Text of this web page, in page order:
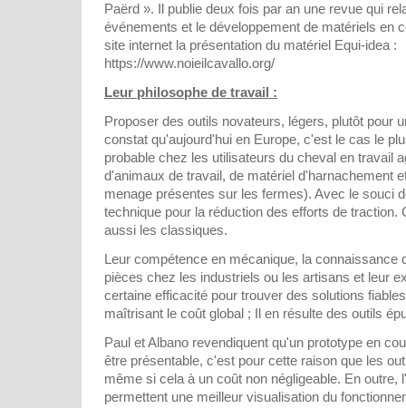
Paërd ». Il publie deux fois par an une revue qui
événements et le développement de matériels en
site internet la présentation du matériel Equi-idea :
https://www.noieilcavallo.org/
Leur philosophe de travail :
Proposer des outils novateurs, légers, plutôt pour
constat qu'aujourd'hui en Europe, c'est le cas le
probable chez les utilisateurs du cheval en travail
d'animaux de travail, de matériel d'harnachement
menage présentes sur les fermes). Avec le souci
technique pour la réduction des efforts de traction.
aussi les classiques.
Leur compétence en mécanique, la connaissance
pièces chez les industriels ou les artisans et leur
certaine efficacité pour trouver des solutions
maîtrisant le coût global ; Il en résulte des outils
Paul et Albano revendiquent qu'un prototype en
être présentable, c'est pour cette raison que les
même si cela à un coût non négligeable. En outre,
permettent une meilleur visualisation du